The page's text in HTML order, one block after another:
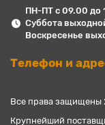
ПН-ПТ с 09.00 до
Суббота
Воскресенье
Телефон и
Все права защищены
Крупнейший